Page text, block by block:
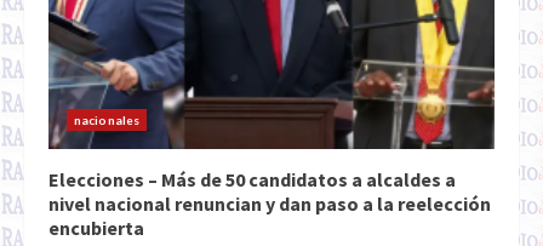
nacionales
Elecciones – Más de 50 candidatos a alcaldes a
nivel nacional renuncian y dan paso a la reelección
encubierta